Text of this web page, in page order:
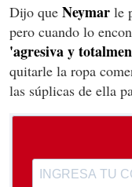
Dijo que Neymar le
pero cuando lo
'agresiva y
quitarle la ropa
las súplicas de ella